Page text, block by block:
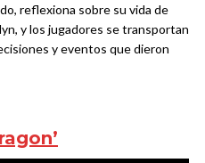
reflexiona sobre su vida de
y los jugadores se transportan
y eventos que dieron